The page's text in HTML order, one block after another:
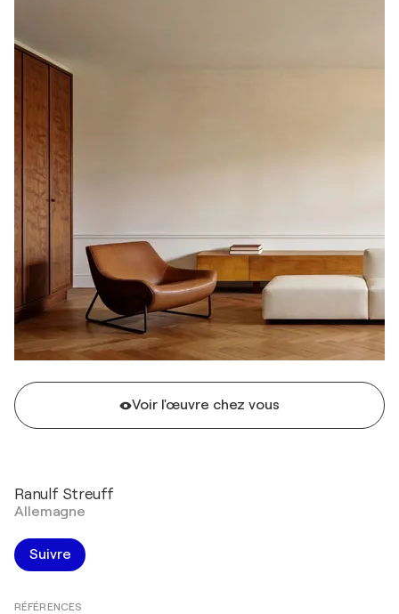
Voir l'œuvre chez vous
Ranulf Streuff
Allemagne
Suivre
RÉFÉRENCES